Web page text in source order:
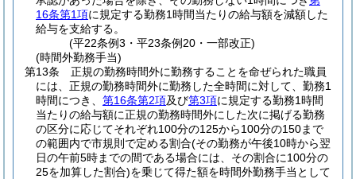
16条第1項に規定する勤務1時間当たりの給与額を減額した
給与を支給する。
(平22条例3・平23条例20・一部改正)
(時間外勤務手当)
第13条
正規の勤務時間外に勤務することを命ぜられた職員
には、正規の勤務時間外に勤務した全時間に対して、勤務1
時間につき、 第16条第2項及び第3項に規定する勤務1時間
当たりの給与額に正規の勤務時間外にした次に掲げる勤務
の区分に応じてそれぞれ100分の125から100分の150まで
の範囲内で市規則で定める割合(その勤務が午後10時から翌
日の午前5時までの間である場合には、その割合に100分の
25を加算した割合)を乗じて得た額を時間外勤務手当として